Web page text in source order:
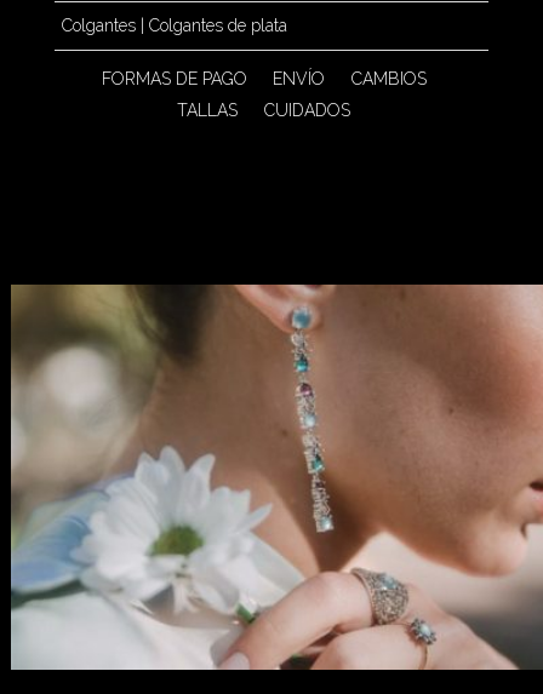
Colgantes| Colgantes de plata
FORMAS DE PAGO ENVÍO
CAMBIOS
TALLAS
CUIDADOS